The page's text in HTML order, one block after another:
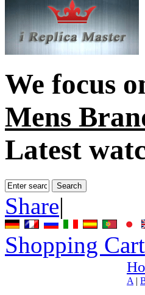
We focus
Mens
Latest
Share|
Shopping Cart
A |